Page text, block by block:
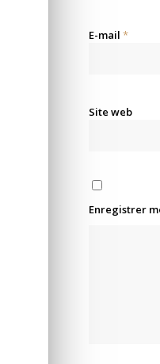
E-mail *
Site web
Enregistrer